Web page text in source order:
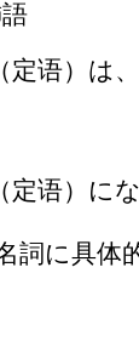
定语）は
定语）に
詞に具体